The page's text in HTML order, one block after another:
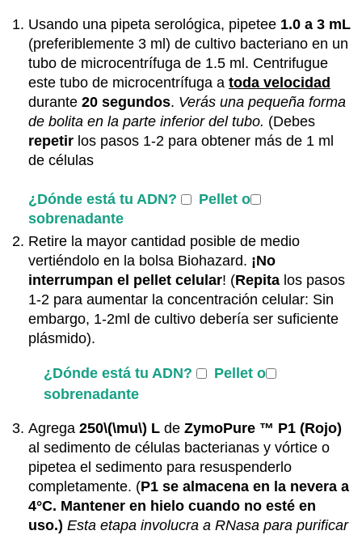
Usando una pipeta serológica, pipetee 1.0 a 3 mL
(preferiblemente 3 ml) de cultivo bacteriano en un
tubo de microcentrífuga de 1.5 ml. Centrifugue
este tubo de microcentrífuga atoda velocidad
durante20 segundos. Verás una pequeña forma
de bolita en la parte inferior del tubo. (Debes
repetir los pasos 1-2 para obtener más de 1 ml
de células
¿Dónde está tu ADN?
Pellet o
sobrenadante
Retire la mayor cantidad posible de medio
vertiéndolo en la bolsa Biohazard. ¡No
interrumpan el pellet celular! (Repita los pasos
1-2 para aumentar la concentración celular: Sin
embargo, 1-2ml de cultivo debería ser suficiente
plásmido).
¿Dónde está tu ADN?
Pellet o
sobrenadante
Agrega250\(\mu\) L deZymoPure ™ P1 (Rojo)
al sedimento de células bacterianas y vórtice o
pipetea el sedimento para resuspenderlo
completamente. (P1 se almacena en la nevera a
4°C. Mantener en hielo cuando no esté en
uso.)Esta etapa involucra a RNasa para purificar